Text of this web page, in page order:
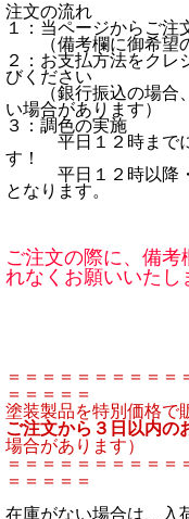
注文の流れ
１：当ページからご注
（備考欄に御希望の
２：お支払方法をクレ
びください
（銀行振込の場合、
い場合があります）
３：調色の実施
平日１２時までに
す！
平日１２時以降・
となります。
ご注文の際に、備
れなくお願いいたし
＝＝＝＝＝＝＝＝＝＝
＝＝＝＝＝
塗装製品を特別価格で
ご注文から３日以内の
場合があります）
＝＝＝＝＝＝＝＝＝＝
＝＝＝＝＝
在庫がない場合は、入